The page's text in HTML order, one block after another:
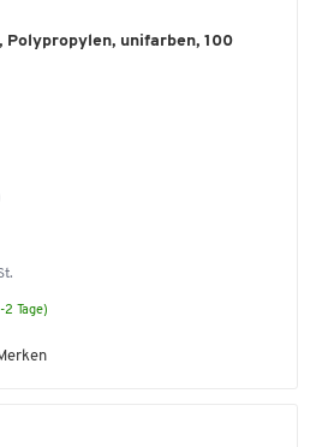
Polypropylen, unifarben, 100
2 Tage)